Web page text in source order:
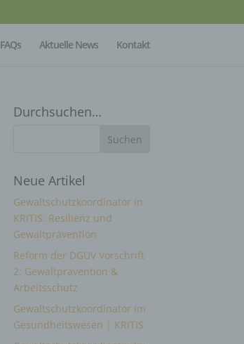
FAQs Aktuelle News Kontakt
Durchsuchen…
Neue Artikel
Gewaltschutzkoordinator in
KRITIS: Resilienz und
Gewaltprävention
Reform der DGUV Vorschrift
2: Gewaltprävention &
Arbeitsschutz
Gewaltschutzkoordinator im
Gesundheitswesen | KRITIS